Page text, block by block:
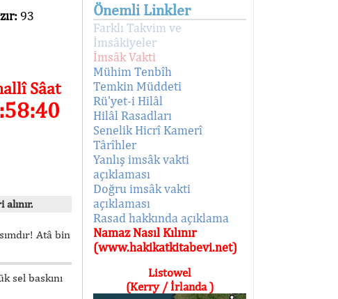
93
Sâat
Atâ bin
sel baskını
Önemli Linkler
Farklı Takvim ve
İmsâkiyeler
İmsâk Vakti
Mühim Tenbîh
Temkin Müddeti
Rü'yet-i Hilâl
Hilâl Rasadları
Senelik Hicrî Kamerî
Târîhler
Yanlış imsâk vakti
açıklaması
Doğru imsâk vakti
açıklaması
Rasad hakkında açıklama
Namaz Nasıl Kılınır
(www.hakikatkitabevi.net)
Listowel
(Kerry / İrlanda )